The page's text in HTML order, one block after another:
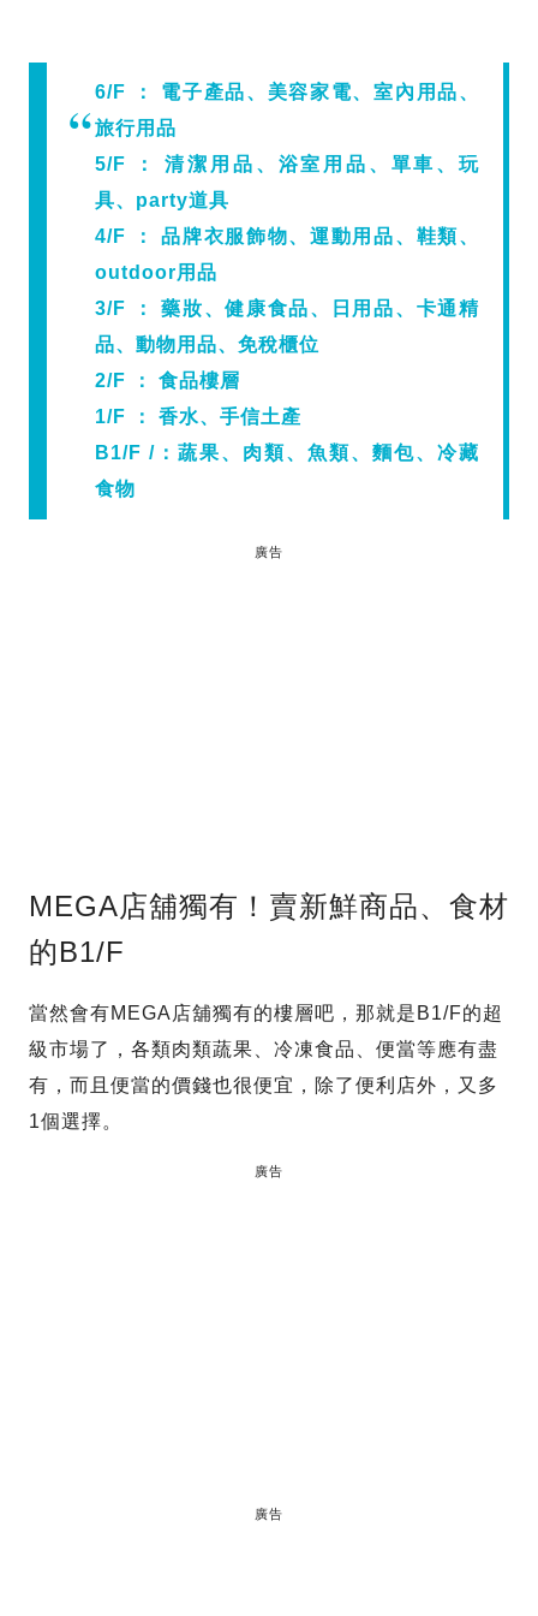
6/F ： 電子產品、美容家電、室內用品、
旅行用品
5/F ： 清潔用品、浴室用品、單車、玩
具、party道具
4/F ： 品牌衣服飾物、運動用品、鞋類、
outdoor用品
3/F ： 藥妝、健康食品、日用品、卡通精
品、動物用品、免稅櫃位
2/F ： 食品樓層
1/F ： 香水、手信土產
B1/F /：蔬果、肉類、魚類、麵包、冷藏
食物
廣告
MEGA店舖獨有！賣新鮮商品、食材
的B1/F
當然會有MEGA店舖獨有的樓層吧，那就是B1/F的超
級市場了，各類肉類蔬果、冷凍食品、便當等應有盡
有，而且便當的價錢也很便宜，除了便利店外，又多
1個選擇。
廣告
廣告